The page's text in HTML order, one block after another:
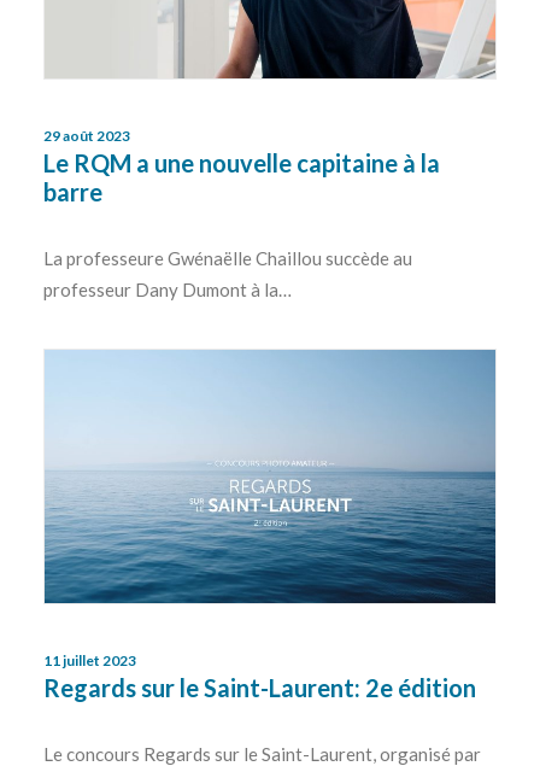
29 août 2023
Le RQM a une nouvelle capitaine à la
barre
La professeure Gwénaëlle Chaillou succède au
professeur Dany Dumont à la…
11 juillet 2023
Regards sur le Saint-Laurent: 2e édition
Le concours Regards sur le Saint-Laurent, organisé par